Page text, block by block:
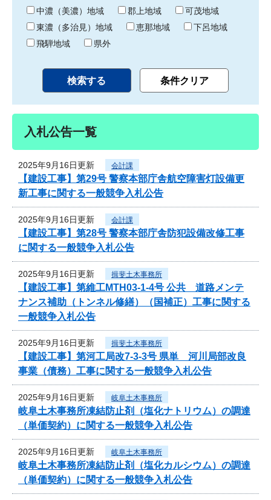
中濃（美濃）地域
郡上地域
可茂地域
東濃（多治見）地域
恵那地域
下呂地域
飛騨地域
県外
入札公告一覧
2025年9月16日更新 会計課
【建設工事】第29号 警察本部庁舎航空障害灯設備更
新工事に関する一般競争入札公告
2025年9月16日更新 会計課
【建設工事】第28号 警察本部庁舎防犯設備改修工事
に関する一般競争入札公告
2025年9月16日更新 揖斐土木事務所
【建設工事】第維工MTH03-1-4号 公共 道路メンテ
ナンス補助（トンネル修繕）（国補正）工事に関する
一般競争入札公告
2025年9月16日更新 揖斐土木事務所
【建設工事】第河工局改7-3-3号 県単 河川局部改良
事業（債務）工事に関する一般競争入札公告
2025年9月16日更新 岐阜土木事務所
岐阜土木事務所凍結防止剤（塩化ナトリウム）の調達
（単価契約）に関する一般競争入札公告
2025年9月16日更新 岐阜土木事務所
岐阜土木事務所凍結防止剤（塩化カルシウム）の調達
（単価契約）に関する一般競争入札公告